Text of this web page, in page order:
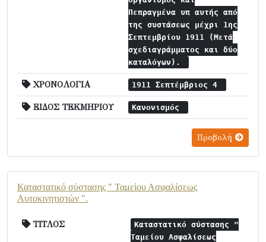
Πεπραγμένα υπ αυτής από
της συστάσεως μέχρι 1ης
Σεπτεμβρίου 1911 (Μετά
σχεδιαγράμματος και δύο
καταλόγων).
ΧΡΟΝΟΛΟΓΙΑ 1911 Σεπτέμβριος 4
ΕΙΔΟΣ ΤΕΚΜΗΡΙΟΥ Κανονισμός
Προβολή
Καταστατικό σύστασης " Ταμείου Ασφαλίσεως
Αυτοκινητιστών ".
ΤΙΤΛΟΣ
Καταστατικό σύστασης "
Ταμείου Ασφαλίσεως